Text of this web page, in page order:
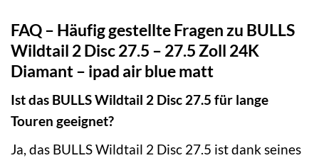
FAQ – Häufig gestellte Fragen zu BULLS
Wildtail 2 Disc 27.5 – 27.5 Zoll 24K
Diamant – ipad air blue matt
Ist das BULLS Wildtail 2 Disc 27.5 für lange
Touren geeignet?
Ja, das BULLS Wildtail 2 Disc 27.5 ist dank seines